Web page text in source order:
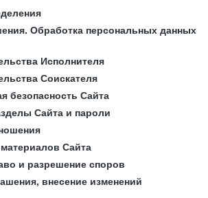
Обработка персональных данных
Исполнителя
Соискателя
безопасность Сайта
Сайта и пароли
Сайта
и разрешение споров
внесение изменений